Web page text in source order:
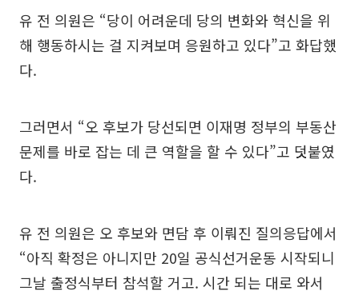
유 전 의원은 “당이 어려운데 당의 변화와 혁신을 위
해 행동하시는 걸 지켜보며 응원하고 있다”고 화답했
다.
그러면서 “오 후보가 당선되면 이재명 정부의 부동산
문제를 바로 잡는 데 큰 역할을 할 수 있다”고 덧붙였
다.
유 전 의원은 오 후보와 면담 후 이뤄진 질의응답에서
“아직 확정은 아니지만 20일 공식선거운동 시작되니
그날 출정식부터 참석할 거고. 시간 되는 대로 와서